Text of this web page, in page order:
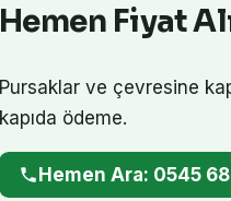
Hemen Fiyat
Pursaklar ve çevresine
kapıda ödeme.
Hemen Ara: 0545